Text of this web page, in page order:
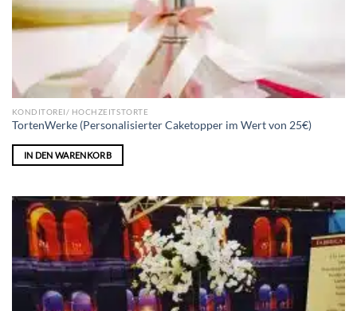
KONDITOREI/ HOCHZEITSTORTE
TortenWerke (Personalisierter Caketopper im Wert von 25€)
IN DEN WARENKORB